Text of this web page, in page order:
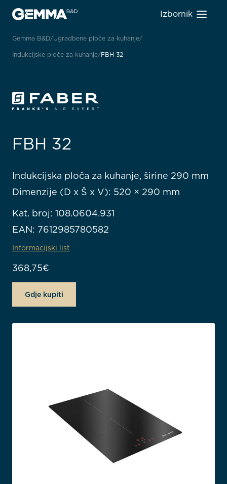
Izbornik
Gemma B&D Ugradbene ploče za kuhanje
Indukcijske ploče za kuhanje FBH 32
FBH 32
Indukcijska ploča za kuhanje, širine 290 mm
Dimenzije (D x Š x V): 520 × 290 mm
Kat. broj: 108.0604.931
EAN: 7612985780582
Informacijski list
368,75€
Gdje kupiti